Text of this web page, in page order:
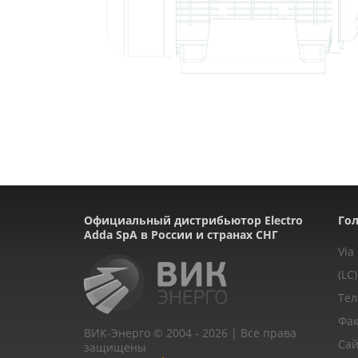
Официальный дистрибьютор Electro
Adda SpA в России и странах СНГ
ВИК-Энерго © 2004 - 2026 | Все права
защищены
Via